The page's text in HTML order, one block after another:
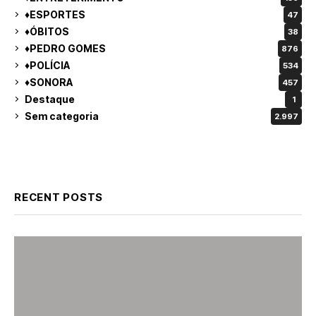
♦ESPORTES 47
♦ÓBITOS 38
♦PEDRO GOMES 876
♦POLÍCIA 534
♦SONORA 457
Destaque 1
Sem categoria 2.997
RECENT POSTS